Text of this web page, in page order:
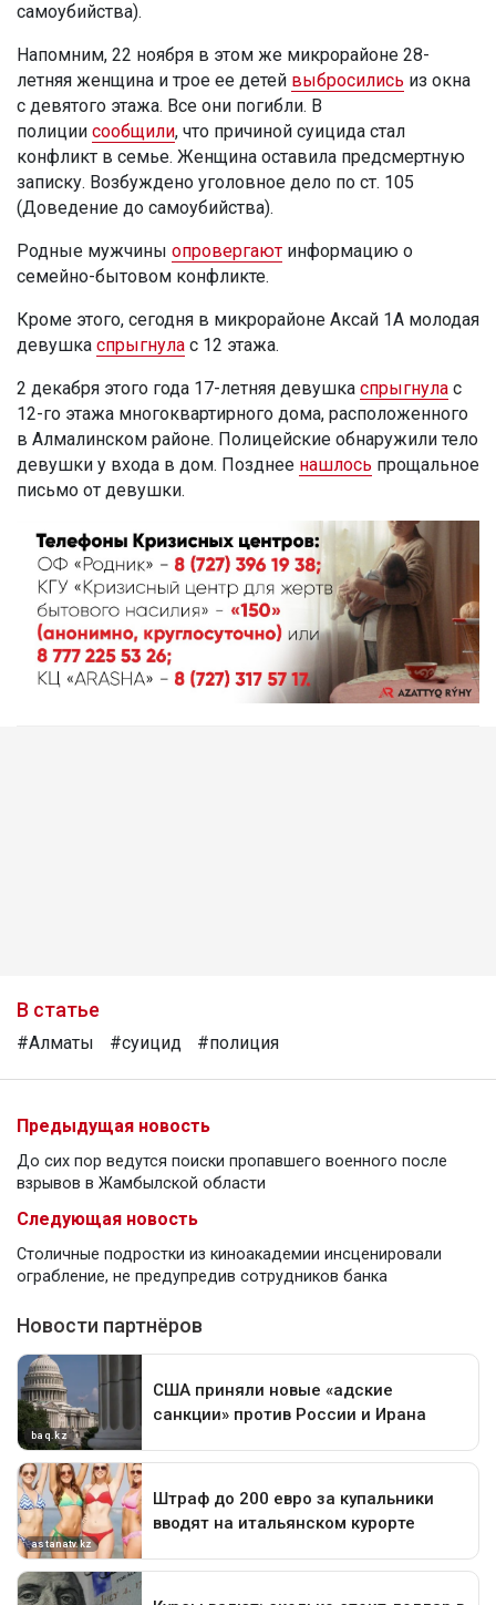
самоубийства).
Напомним, 22 ноября в этом же микрорайоне 28-
летняя женщина и трое ее детей выбросились из окна
с девятого этажа. Все они погибли. В
полиции сообщили, что причиной суицида стал
конфликт в семье. Женщина оставила предсмертную
записку. Возбуждено уголовное дело по ст. 105
(Доведение до самоубийства).
Родные мужчины опровергают информацию о
семейно-бытовом конфликте.
Кроме этого, сегодня в микрорайоне Аксай 1А молодая
девушка спрыгнула с 12 этажа.
2 декабря этого года 17-летняя девушка спрыгнула с
12-го этажа многоквартирного дома, расположенного
в Алмалинском районе. Полицейские обнаружили тело
девушки у входа в дом. Позднее нашлось прощальное
письмо от девушки.
В статье
#Алматы #суицид #полиция
Предыдущая новость
До сих пор ведутся поиски пропавшего военного после
взрывов в Жамбылской области
Следующая новость
Столичные подростки из киноакадемии инсценировали
ограбление, не предупредив сотрудников банка